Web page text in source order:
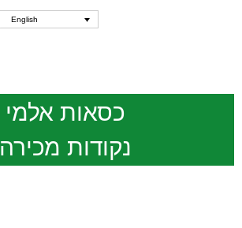
English
כסאות אלמי
נקודות מכירה